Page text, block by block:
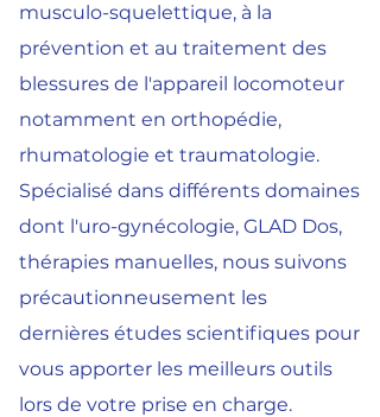
musculo-squelettique, à la
prévention et au traitement des
blessures de l'appareil locomoteur
notamment en orthopédie,
rhumatologie et traumatologie.
Spécialisé dans différents domaines
dont l'uro-gynécologie, GLAD Dos,
thérapies manuelles, nous suivons
précautionneusement les
dernières études scientifiques pour
vous apporter les meilleurs outils
lors de votre prise en charge.